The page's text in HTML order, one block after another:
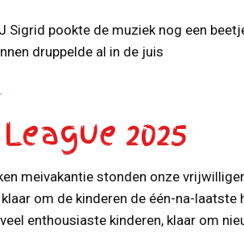
Sigrid pookte de muziek nog een
druppelde al in de juis
2025
meivakantie stonden onze
om de kinderen de één-na-laatste
enthousiaste kinderen, klaar om